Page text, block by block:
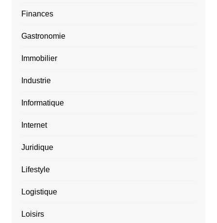
Finances
Gastronomie
Immobilier
Industrie
Informatique
Internet
Juridique
Lifestyle
Logistique
Loisirs